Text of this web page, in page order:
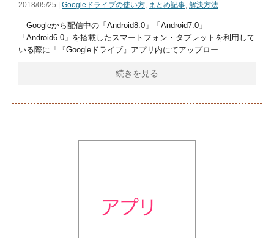
2018/05/25 | Googleドライブの使い方, まとめ記事, 解決方法
Googleから配信中の「Android8.0」「Android7.0」
「Android6.0」を搭載したスマートフォン・タブレットを利用して
いる際に「『Googleドライブ』アプリ内にてアップロー
続きを見る